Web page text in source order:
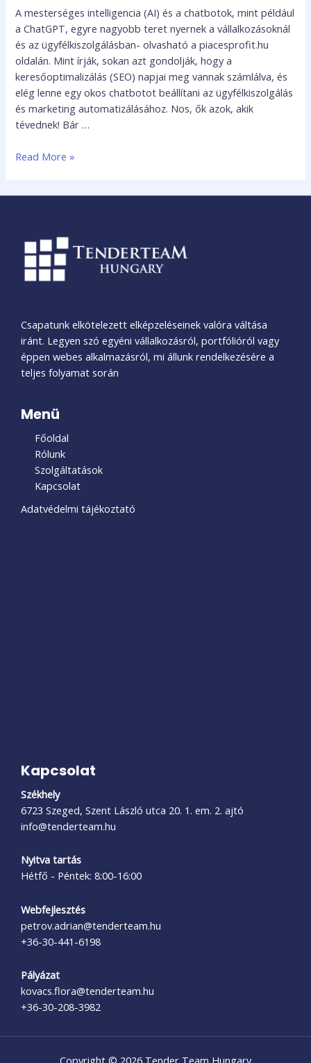
A mesterséges intelligencia (AI) és a chatbotok, mint például
a ChatGPT, egyre nagyobb teret nyernek a vállalkozásoknál
és az ügyfélkiszolgálásban- olvasható a piacesprofit.hu
oldalán. Mint írják, sokan azt gondolják, hogy a
keresőoptimalizálás (SEO) napjai meg vannak számlálva, és
elég lenne egy okos chatbotot beállítani az ügyfélkiszolgálás
és marketing automatizálásához. Nos, ők azok, akik
tévednek! Bár …
Read More »
Csapatunk elkötelezett elképzeléseinek valóra váltása
iránt. Legyen szó egyéni vállalkozásról, portfólióról vagy
éppen webes alkalmazásról, mi állunk rendelkezésére a
teljes folyamat során
Menü
Főoldal
Rólunk
Szolgáltatások
Kapcsolat
Adatvédelmi tájékoztató
Kapcsolat
Székhely
6723 Szeged, Szent László utca 20. 1. em. 2. ajtó
info@tenderteam.hu
Nyitva tartás
Hétfő - Péntek: 8:00-16:00
Webfejlesztés
petrov.adrian@tenderteam.hu
+36-30-441-6198
Pályázat
kovacs.flora@tenderteam.hu
+36-30-208-3982